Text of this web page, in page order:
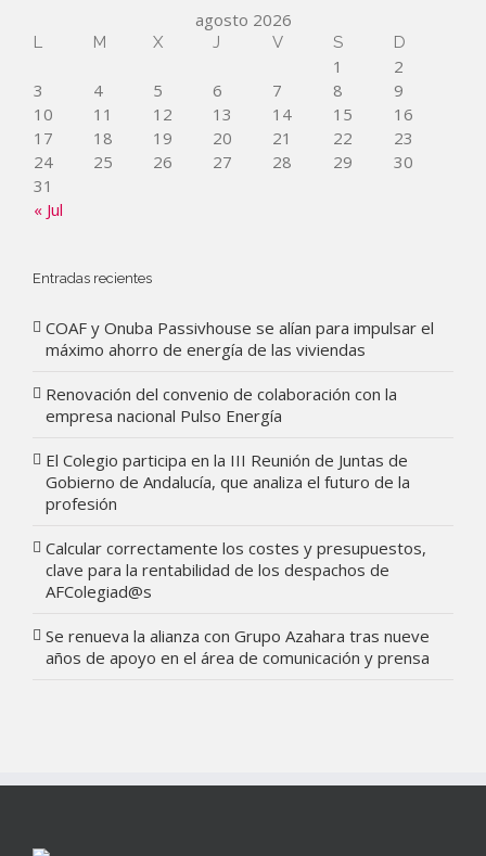
agosto 2026
L M X J V S D
« Jul
1
2
3
4 5 6 7 8
9
10
11 12 13 14 15
16
17
18 19 20 21 22
23
24
25 26 27 28 29
30
31
Entradas recientes
COAF y Onuba Passivhouse se alían para impulsar el
máximo ahorro de energía de las viviendas
Renovación del convenio de colaboración con la
empresa nacional Pulso Energía
El Colegio participa en la III Reunión de Juntas de
Gobierno de Andalucía, que analiza el futuro de la
profesión
Calcular correctamente los costes y presupuestos,
clave para la rentabilidad de los despachos de
AFColegiad@s
Se renueva la alianza con Grupo Azahara tras nueve
años de apoyo en el área de comunicación y prensa